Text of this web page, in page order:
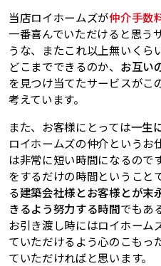
当店ロイホームズが仲介手数
一番喜んでいただけると思う
うな、またこれ以上無いくら
どこまでできるのか、 お互い
を見つけ当てたサービスがこ
考えています。
また、お客様にとっては一生
ロイホームズの仲介というお
は非常に短い時間になるので
をするだけの時間ということ
る建築会社様とお客様とが末
きるよう努力する時間でもあ
お引き渡し時にはロイホーム
ていただけるよう心のこもっ
ていただければと思います。